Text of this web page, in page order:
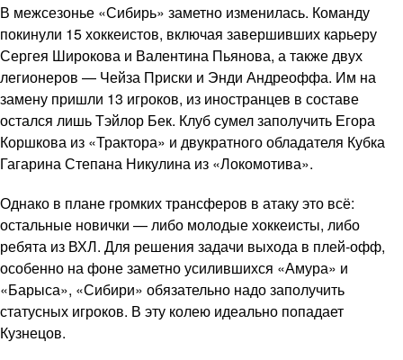
В межсезонье «Сибирь» заметно изменилась. Команду
покинули 15 хоккеистов, включая завершивших карьеру
Сергея Широкова и Валентина Пьянова, а также двух
легионеров — Чейза Приски и Энди Андреоффа. Им на
замену пришли 13 игроков, из иностранцев в составе
остался лишь Тэйлор Бек. Клуб сумел заполучить Егора
Коршкова из «Трактора» и двукратного обладателя Кубка
Гагарина Степана Никулина из «Локомотива».
Однако в плане громких трансферов в атаку это всё:
остальные новички — либо молодые хоккеисты, либо
ребята из ВХЛ. Для решения задачи выхода в плей-офф,
особенно на фоне заметно усилившихся «Амура» и
«Барыса», «Сибири» обязательно надо заполучить
статусных игроков. В эту колею идеально попадает
Кузнецов.